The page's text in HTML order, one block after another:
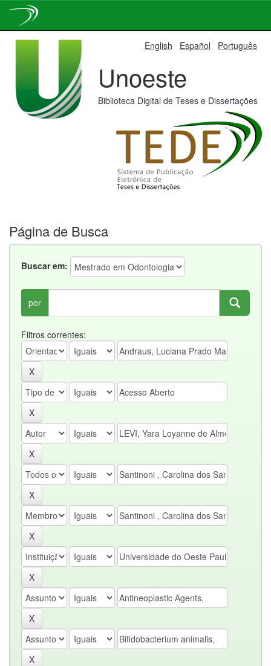
English Español Português
Unoeste
Biblioteca Digital de Teses e Dissertações
Página de Busca
Buscar em:
por
Filtros correntes: